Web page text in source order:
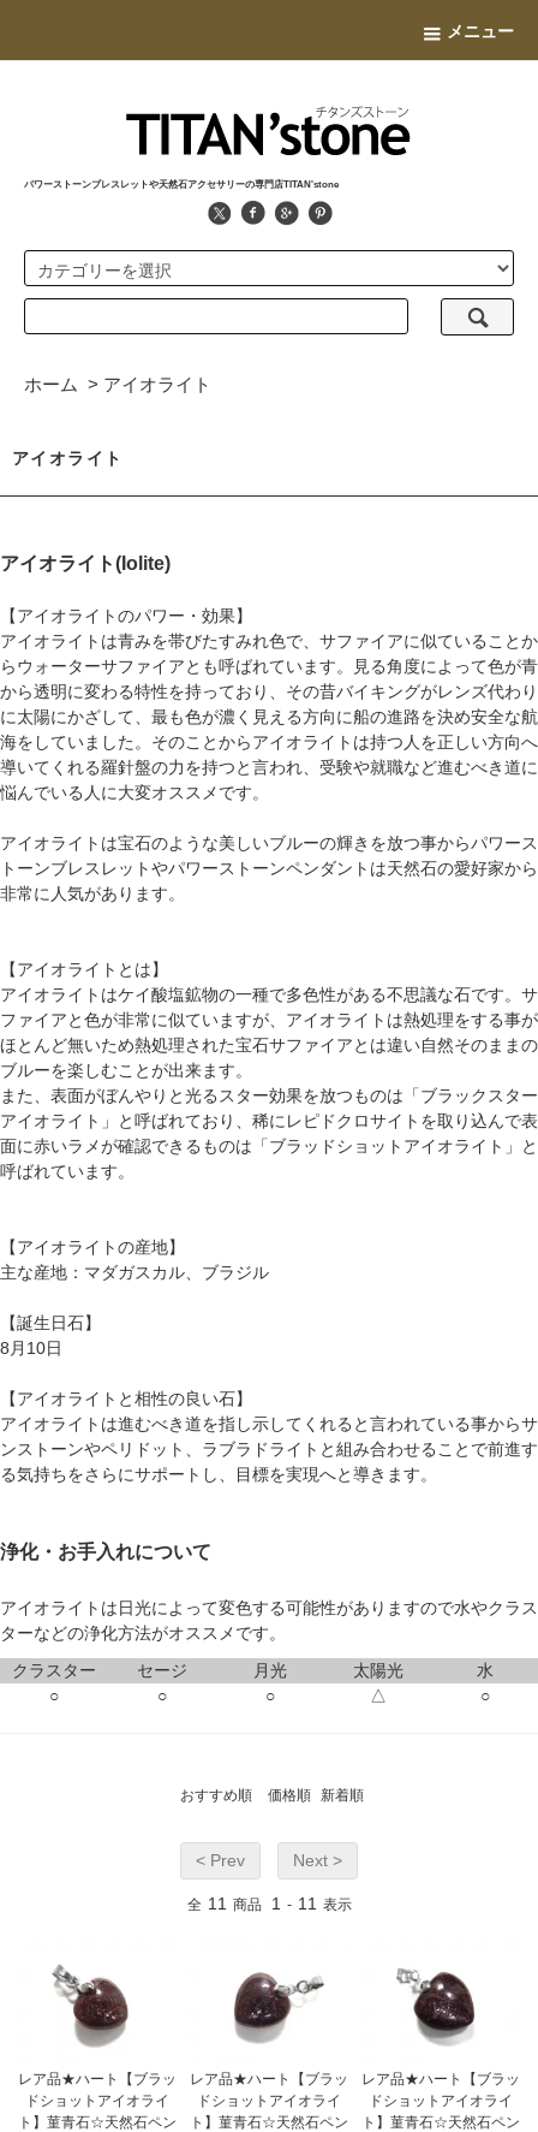
メニュー
パワーストーンブレスレットや天然石アクセサリーの専門店TITAN'stone
ホーム > アイオライト
アイオライト
アイオライト(Iolite)
【アイオライトのパワー・効果】
アイオライトは青みを帯びたすみれ色で、サファイアに似ていることか
らウォーターサファイアとも呼ばれています。見る角度によって色が青
から透明に変わる特性を持っており、その昔バイキングがレンズ代わり
に太陽にかざして、最も色が濃く見える方向に船の進路を決め安全な航
海をしていました。そのことからアイオライトは持つ人を正しい方向へ
導いてくれる羅針盤の力を持つと言われ、受験や就職など進むべき道に
悩んでいる人に大変オススメです。
アイオライトは宝石のような美しいブルーの輝きを放つ事からパワース
トーンブレスレットやパワーストーンペンダント は天然石の愛好家から
非常に人気があります。
【アイオライトとは】
アイオライトはケイ酸塩鉱物の一種で多色性がある不思議な石です。サ
ファイアと色が非常に似ていますが、アイオライトは熱処理をする事が
ほとんど無いため熱処理された宝石サファイアとは違い自然そのままの
ブルーを楽しむことが出来ます。
また、表面がぼんやりと光るスター効果を放つものは「ブラックスター
アイオライト」と呼ばれており、稀にレピドクロサイトを取り込んで表
面に赤いラメが確認できるものは「ブラッドショットアイオライト」と
呼ばれています。
【アイオライトの産地】
主な産地：マダガスカル、ブラジル
【誕生日石】
8月10日
【アイオライトと相性の良い石】
アイオライトは進むべき道を指し示してくれると言われている事からサ
ンストーンやペリドット 、 ラブラドライト と組み合わせることで前進す
る気持ちをさらにサポートし、目標を実現へと導きます。
浄化・お手入れについて
アイオライトは日光によって変色する可能性がありますので水やクラス
ターなどの浄化方法がオススメです。
クラスター
セージ 月光 太陽光
水
○
○ ○ △ ○
おすすめ順 価格順 新着順
< Prev Next >
全 11 商品 1 - 11 表示
レア品★ハート【ブラッ
ドショットアイオライ
ト】菫青石☆天然石ペン
レア品★ハート【ブラッ
ドショットアイオライ
ト】菫青石☆天然石ペン
レア品★ハート【ブラッ
ドショットアイオライ
ト】菫青石☆天然石ペン